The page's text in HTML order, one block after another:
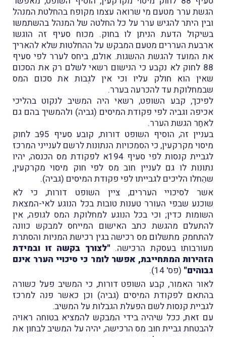
הגשת ערר מטעם מי שרואה עצמו מקופח בהחלטת המנהל
ובין היתר להגיש ערר על כל החלטה של המנהל בהשתמשו
בשיקול הדעת הניתן לו בחוק. מכוח סעיף זה הוגשו
ארבעת העררים מטעם המבקש על ההחלטות שלא להאריך
את המועד להגשת ההשגות. אולם, ביחס לערר לפי סעיף
88 לחוק לא נקבע כי הנישום רשאי לשלם רק את הסכום
שאין הוא חולק עליו וכי אין לגְבות את סכום המס
שבמחלוקת עד להכרעה בערר.
לפיכך, קבע השופט, רשאי היה המשיב לנקוט בהליכי
אכיפה וגביה לפי פקודת המיסים (גביה) ולהמשיך בהם גם
לאחַר הגשת הערר.
בעניין זה, הוסיף השופט דורות, קובע סעיף 95ב לחוק
מיסוי מקרקעין, כי הסמכויות הנתונות לרשם לענייני המרכז
לגביית קנסות לפי סעיף 194א לפקודת מס הכנסה, יהיו
נתונות לו גם לעניין חוב מס לפי חוק מיסוי מקרקעין,
שהֵחלו הליכים לגבייתו לפי פקודת המיסים (גביה).
אשר לסיכויי העררים, ציין השופט דורות, כי לא
שוכנע שבפי העורר טענות טובות בכל הנוגע לאי-המצאת
השומות כדין; וכי בכל הנוגע למחלוקת המס לגופה, אין
להתעלם מהגשת כתב האישום המייחס למבקש כוונה
להתחמק מתשלום מס רכישה בגין רכישת המניות והסתרת
מעורבותו בעסקת הרכישה. "לצורך בקשה זו ובמידת
הזהירות המתחייבת, אפשר לומר כי סיכויי הערר אינם
גבוהים" (פס' 14).
לאור האמור, קבע השופט דורות, כי המשיב פעל כשורה
בהתאם לפקודת המיסים (גביה) וכן כאשר פנה למרכז
לגביית קנסות לשם הפעלת הגבלות על המשיב.
עם זאת, ככל שיהיה בידי המבקש להמציא בטוחה ראויה
להבטחת גביית חוב מס הרכישה, יהיה על המשיב לבחון את